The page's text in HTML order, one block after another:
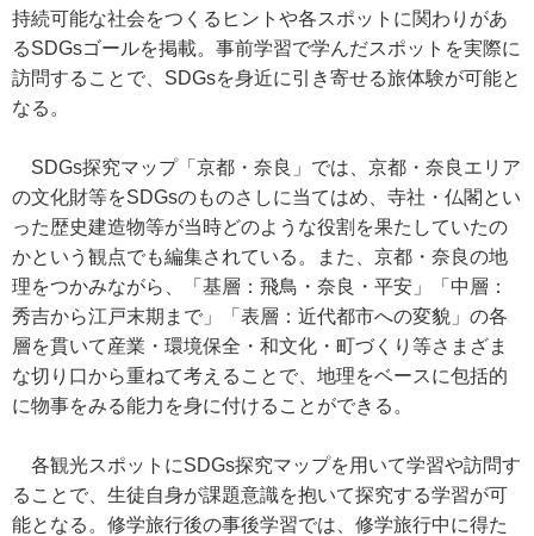
持続可能な社会をつくるヒントや各スポットに関わりがあ
るSDGsゴールを掲載。事前学習で学んだスポットを実際に
訪問することで、SDGsを身近に引き寄せる旅体験が可能と
なる。
SDGs探究マップ「京都・奈良」では、京都・奈良エリア
の文化財等をSDGsのものさしに当てはめ、寺社・仏閣とい
った歴史建造物等が当時どのような役割を果たしていたの
かという観点でも編集されている。また、京都・奈良の地
理をつかみながら、「基層：飛鳥・奈良・平安」「中層：
秀吉から江戸末期まで」「表層：近代都市への変貌」の各
層を貫いて産業・環境保全・和文化・町づくり等さまざま
な切り口から重ねて考えることで、地理をベースに包括的
に物事をみる能力を身に付けることができる。
各観光スポットにSDGs探究マップを用いて学習や訪問す
ることで、生徒自身が課題意識を抱いて探究する学習が可
能となる。修学旅行後の事後学習では、修学旅行中に得た